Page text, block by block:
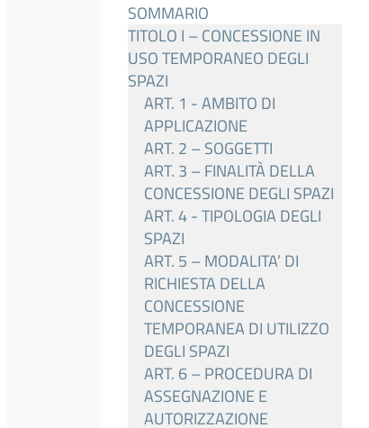
SOMMARIO
TITOLO I – CONCESSIONE IN
USO TEMPORANEO DEGLI
SPAZI
ART. 1 - AMBITO DI
APPLICAZIONE
ART. 2 – SOGGETTI
ART. 3 – FINALITÀ DELLA
CONCESSIONE DEGLI SPAZI
ART. 4 - TIPOLOGIA DEGLI
SPAZI
ART. 5 – MODALITA’ DI
RICHIESTA DELLA
CONCESSIONE
TEMPORANEA DI UTILIZZO
DEGLI SPAZI
ART. 6 – PROCEDURA DI
ASSEGNAZIONE E
AUTORIZZAZIONE